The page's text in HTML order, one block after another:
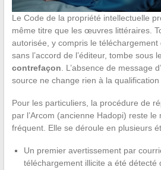
Le Code de la propriété intellectuelle
même titre que les œuvres littéraires.
autorisée, y compris le téléchargement
sans l’accord de l’éditeur, tombe sous
contrefaçon. L’absence de message
source ne change rien à la qualification
Pour les particuliers, la procédure de
par l’Arcom (ancienne Hadopi) reste le
fréquent. Elle se déroule en plusieurs
Un premier avertissement par
téléchargement illicite a été détecté